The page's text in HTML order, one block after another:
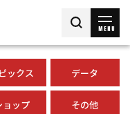
MENU
ックス データ
ョップ その他